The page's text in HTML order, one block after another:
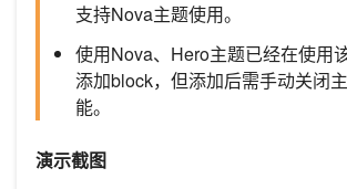
支持Nova主题使用。
使用Nova、Hero主题已经在使用
添加block，但添加后需手动关闭
能。
演示截图